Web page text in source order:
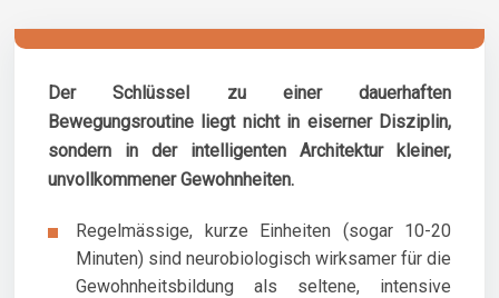
Der Schlüssel zu einer dauerhaften
Bewegungsroutine liegt nicht in eiserner Disziplin,
sondern in der intelligenten Architektur kleiner,
unvollkommener Gewohnheiten.
Regelmässige, kurze Einheiten (sogar 10-20
Minuten) sind neurobiologisch wirksamer für die
Gewohnheitsbildung als seltene, intensive